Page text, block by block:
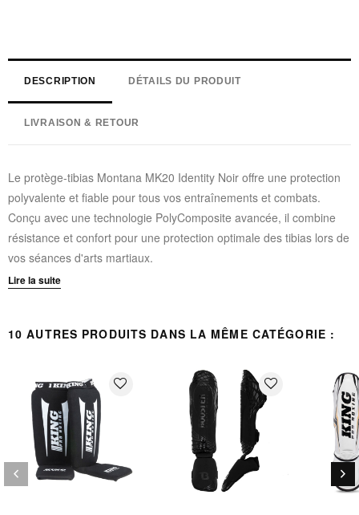
DESCRIPTION DÉTAILS DU PRODUIT
LIVRAISON & RETOUR
Le protège-tibias Montana MK20 Identity Noir offre une protection
polyvalente et fiable pour tous vos entraînements et combats.
Conçu avec une technologie PolyComposite avancée, il combine
résistance et confort pour une protection optimale des tibias lors de
vos séances d'arts martiaux.
Coque externe en PolyComposite avec insert mousse rigide
Rembourrage en mousse haute densité pour un confort
Doublure confort anti-glissement et antibactérienne pour une
hygiène optimale
Système de maintien par 2 bandes élastiques réglables avec
fermeture scratch
Homologation CE garantissant la conformité aux normes
européennes de sécurité
Coloris noir élégant et polyvalent
Lire la suite
10 AUTRES PRODUITS DANS LA MÊME CATÉGORIE :
favorite_border favorite_border
Précédent
keyboard_arrow_left keyboard_arrow_right